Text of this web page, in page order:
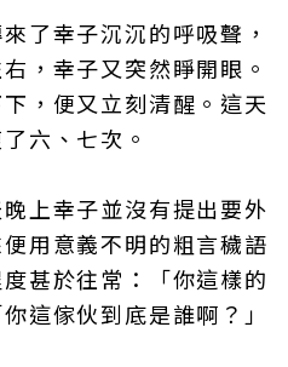
了幸子沉沉的呼吸聲，
，幸子又突然睜開眼。
，便又立刻清醒。這天
六、七次。
上幸子並沒有提出要外
用意義不明的粗言穢語
甚於往常：「你這樣的
這傢伙到底是誰啊？」